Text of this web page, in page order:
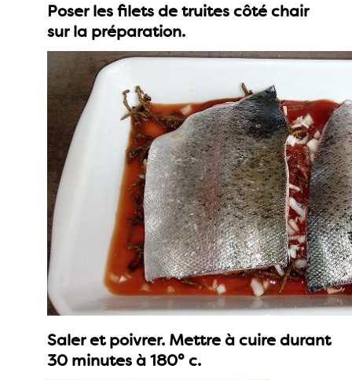
Poser les filets de truites côté chair
sur la préparation.
Saler et poivrer. Mettre à cuire durant
30 minutes à 180° c.